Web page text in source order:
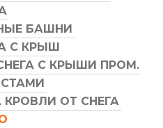
БАШНИ
С КРЫШ
С КРЫШИ ПРОМ.
КРОВЛИ ОТ СНЕГА